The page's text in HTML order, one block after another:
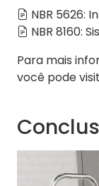
NBR 5626:
NBR 8160:
Para mais
você pode